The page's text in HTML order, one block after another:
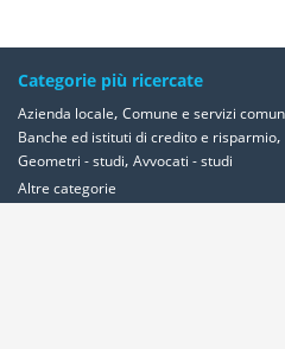
Categorie più ricercate
Azienda locale, Comune e servizi
Banche ed istituti di credito e risparmio,
Geometri - studi, Avvocati - studi
Altre categorie